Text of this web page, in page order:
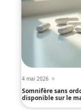
4 mai 2026
Somnifère sans
disponible sur le